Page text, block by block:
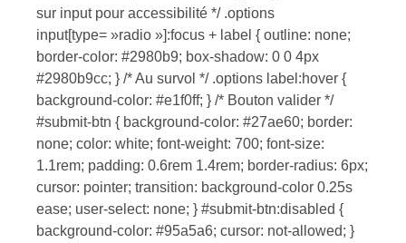
sur input pour accessibilité */ .options
input[type= »radio »]:focus + label { outline: none;
border-color: #2980b9; box-shadow: 0 0 4px
#2980b9cc; } /* Au survol */ .options label:hover {
background-color: #e1f0ff; } /* Bouton valider */
#submit-btn { background-color: #27ae60; border:
none; color: white; font-weight: 700; font-size:
1.1rem; padding: 0.6rem 1.4rem; border-radius: 6px;
cursor: pointer; transition: background-color 0.25s
ease; user-select: none; } #submit-btn:disabled {
background-color: #95a5a6; cursor: not-allowed; }